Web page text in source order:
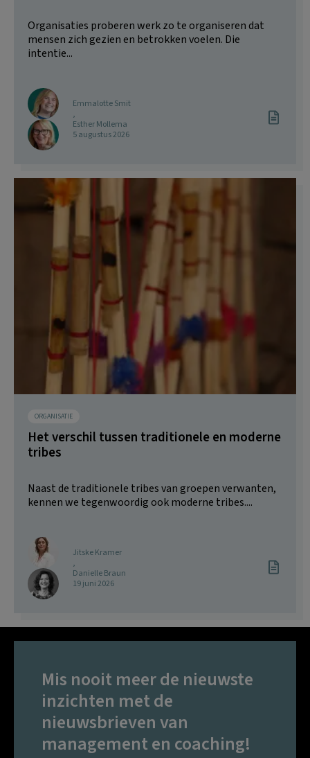
Organisaties proberen werk zo te organiseren dat
mensen zich gezien en betrokken voelen. Die
intentie...
Emmalotte Smit
,
Esther Mollema
5 augustus 2026
ORGANISATIE
Het verschil tussen traditionele en moderne
tribes
Naast de traditionele tribes van groepen verwanten,
kennen we tegenwoordig ook moderne tribes....
Jitske Kramer
,
Danielle Braun
19 juni 2026
Mis nooit meer de nieuwste
inzichten met de
nieuwsbrieven van
management en coaching!